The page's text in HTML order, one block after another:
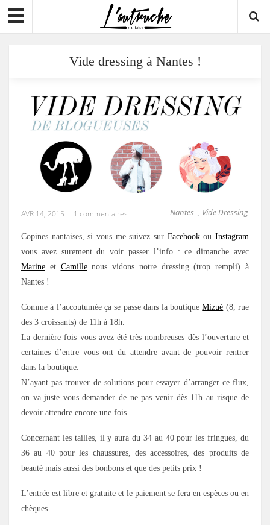
Vide dressing à Nantes !
Nantes , Vide Dressing
AVR 14, 2015 1 commentaires
Copines nantaises, si vous me suivez sur FacebookouInstagram
vous avez surement du voir passer l’info : ce dimanche avec
Marine et Camillenous vidons notre dressing (trop rempli) à
Nantes !
Comme à l’accoutumée ça se passe dans la boutiqueMizué (8, rue
des 3 croissants) de 11h à 18h.
La dernière fois vous avez été très nombreuses dès l’ouverture et
certaines d’entre vous ont du attendre avant de pouvoir rentrer
dans la boutique.
N’ayant pas trouver de solutions pour essayer d’arranger ce flux,
on va juste vous demander de ne pas venir dès 11h au risque de
devoir attendre encore une fois.
Concernant les tailles, il y aura du 34 au 40 pour les fringues, du
36 au 40 pour les chaussures, des accessoires, des produits de
beauté mais aussi des bonbons et que des petits prix !
L’entrée est libre et gratuite et le paiement se fera en espèces ou en
chèques.